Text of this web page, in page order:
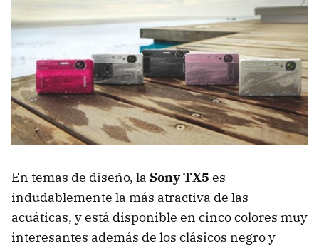
En temas de diseño, la Sony TX5 es
indudablemente la más atractiva de las
acuáticas, y está disponible en cinco colores muy
interesantes además de los clásicos negro y